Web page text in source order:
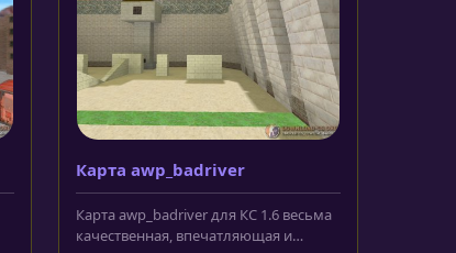
Карта awp_badriver
Карта awp_badriver для КС 1.6 весьма
качественная, впечатляющая и